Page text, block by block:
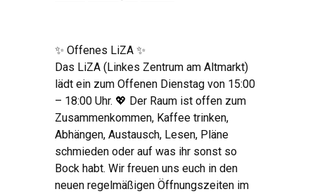
✨ Offenes LiZA ✨
Das LiZA (Linkes Zentrum am Altmarkt)
lädt ein zum Offenen Dienstag von 15:00
– 18:00 Uhr. 💖 Der Raum ist offen zum
Zusammenkommen, Kaffee trinken,
Abhängen, Austausch, Lesen, Pläne
schmieden oder auf was ihr sonst so
Bock habt. Wir freuen uns euch in den
neuen regelmäßigen Öffnungszeiten im